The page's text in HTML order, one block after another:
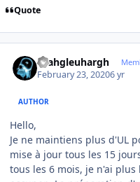
Quote
rhahgleuhargh
February 23, 20206 yr
AUTHOR
Hello,
Je ne maintiens plus d'UL
mise à jour tous les 15
tous les 6 mois, je n'ai